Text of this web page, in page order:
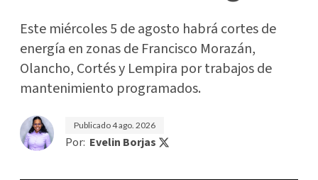
Este miércoles 5 de agosto habrá cortes de
energía en zonas de Francisco Morazán,
Olancho, Cortés y Lempira por trabajos de
mantenimiento programados.
Publicado4 ago. 2026
Por: Evelin Borjas